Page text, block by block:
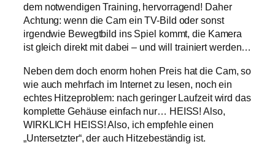
dem notwendigen Training, hervorragend! Daher
Achtung: wenn die Cam ein TV-Bild oder sonst
irgendwie Bewegtbild ins Spiel kommt, die Kamera
ist gleich direkt mit dabei – und will trainiert werden…
Neben dem doch enorm hohen Preis hat die Cam, so
wie auch mehrfach im Internet zu lesen, noch ein
echtes Hitzeproblem: nach geringer Laufzeit wird das
komplette Gehäuse einfach nur… HEISS! Also,
WIRKLICH HEISS! Also, ich empfehle einen
„Untersetzter“, der auch Hitzebeständig ist.